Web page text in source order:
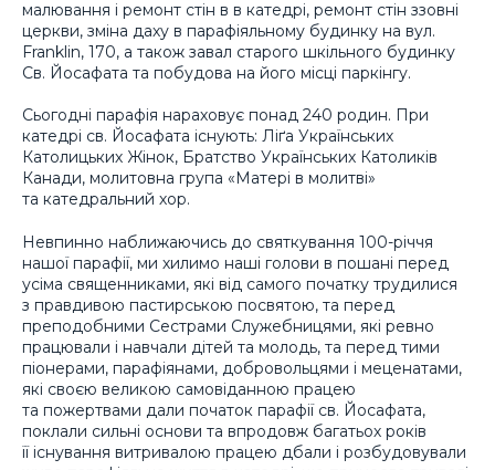
малювання і ремонт стін в в катедрі, ремонт стін ззовні
церкви, зміна даху в парафіяльному будинку на вул.
Franklin, 170, а також завал старого шкільного будинку
Св. Йосафата та побудова на його місці паркінгу.
Сьогодні парафія нараховує понад 240 родин. При
катедрі св. Йосафата існують: Ліґа Українських
Католицьких Жінок, Братство Українських Католиків
Канади, молитовна група «Матері в молитві»
та катедральний хор.
Невпинно наближаючись до святкування 100-річчя
нашої парафії, ми хилимо наші голови в пошані перед
усіма священниками, які від самого початку трудилися
з правдивою пастирською посвятою, та перед
преподобними Сестрами Служебницями, які ревно
працювали і навчали дітей та молодь, та перед тими
піонерами, парафіянами, добровольцями і меценатами,
які своєю великою самовіданною працею
та пожертвами дали початок парафії св. Йосафата,
поклали сильні основи та впродовж багатьох років
її існування витривалою працею дбали і розбудовували